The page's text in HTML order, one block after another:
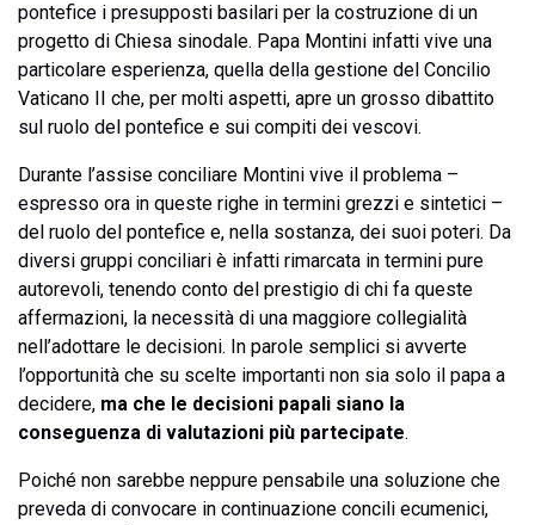
pontefice i presupposti basilari per la costruzione di un
progetto di Chiesa sinodale. Papa Montini infatti vive una
particolare esperienza, quella della gestione del Concilio
Vaticano II che, per molti aspetti, apre un grosso dibattito
sul ruolo del pontefice e sui compiti dei vescovi.
Durante l’assise conciliare Montini vive il problema –
espresso ora in queste righe in termini grezzi e sintetici –
del ruolo del pontefice e, nella sostanza, dei suoi poteri. Da
diversi gruppi conciliari è infatti rimarcata in termini pure
autorevoli, tenendo conto del prestigio di chi fa queste
affermazioni, la necessità di una maggiore collegialità
nell’adottare le decisioni. In parole semplici si avverte
l’opportunità che su scelte importanti non sia solo il papa a
decidere, ma che le decisioni papali siano la
conseguenza di valutazioni più partecipate.
Poiché non sarebbe neppure pensabile una soluzione che
preveda di convocare in continuazione concili ecumenici,